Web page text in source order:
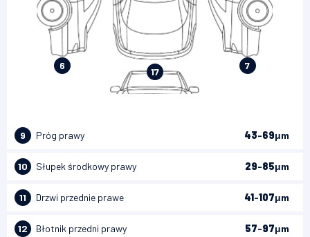
6 7
17
9 Próg prawy 43-69μm
10 Słupek środkowy prawy 29-85μm
11 Drzwi przednie prawe 41-107μm
12 Błotnik przedni prawy 57-97μm